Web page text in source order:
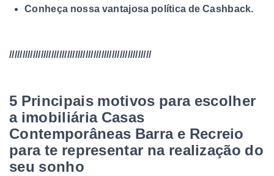
Conheça nossa vantajosa política de Cashback.
//////////////////////////////////////////////////////
5 Principais motivos para escolher
a imobiliária Casas
Contemporâneas Barra e Recreio
para te representar na realização do
seu sonho